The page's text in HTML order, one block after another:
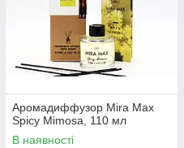
Аромадиффузор Mira Max
Spicy Mimosa, 110 мл
В наявності